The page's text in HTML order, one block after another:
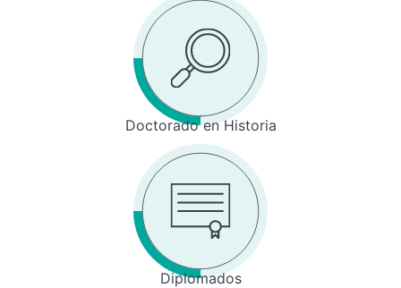
Doctorado en Historia
Diplomados